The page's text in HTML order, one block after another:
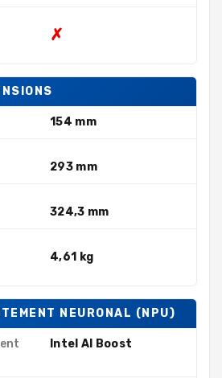
✗
154 mm
293 mm
324,3 mm
4,61 kg
NEURONAL (NPU)
Intel AI Boost